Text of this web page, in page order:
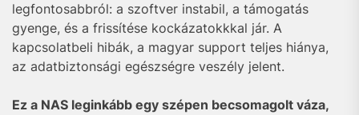
legfontosabbról: a szoftver instabil, a támogatás
gyenge, és a frissítése kockázatokkkal jár. A
kapcsolatbeli hibák, a magyar support teljes hiánya,
az adatbiztonsági egészségre veszély jelent.
Ez a NAS leginkább egy szépen becsomagolt váza,